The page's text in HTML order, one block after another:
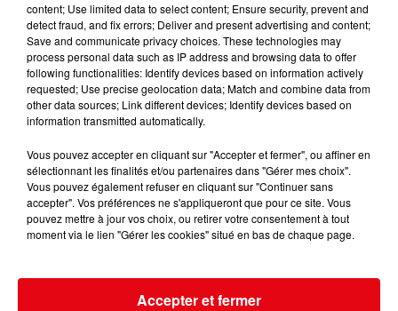
16/07/26 : LES INFORMATIONS
content; Use limited data to select content; Ensure security, prevent and
detect fraud, and fix errors; Deliver and present advertising and content;
Save and communicate privacy choices. These technologies may
process personal data such as IP address and browsing data to offer
following functionalities: Identify devices based on information actively
requested; Use precise geolocation data; Match and combine data from
other data sources; Link different devices; Identify devices based on
information transmitted automatically.
Vous pouvez accepter en cliquant sur "Accepter et fermer", ou affiner en
sélectionnant les finalités et/ou partenaires dans "Gérer mes choix".
Vous pouvez également refuser en cliquant sur "Continuer sans
accepter". Vos préférences ne s'appliqueront que pour ce site. Vous
pouvez mettre à jour vos choix, ou retirer votre consentement à tout
moment via le lien "Gérer les cookies" situé en bas de chaque page.
Accepter et fermer